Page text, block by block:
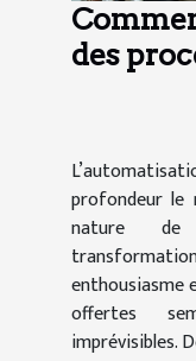
des
profondeur
nature de
enthousiasme
offertes
imprévisibles.